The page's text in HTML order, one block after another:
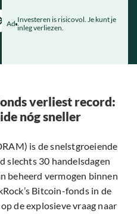
Ad Investeren is risicovol. Je kunt je
inleg verliezen.
verliest record:
nóg sneller
is de snelstgroeiende
slechts 30 handelsdagen
beheerd vermogen binnen
Bitcoin-fonds in de
de explosieve vraag naar